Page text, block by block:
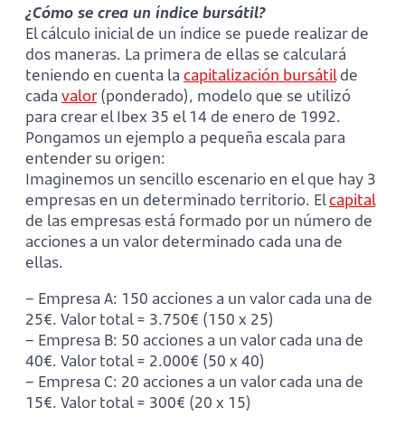
¿Cómo se crea un índice bursátil?
El cálculo inicial de un índice se puede realizar de
dos maneras. La primera de ellas se calculará
teniendo en cuenta la capitalización bursátilde
cada valor(ponderado), modelo que se utilizó
para crear el Ibex 35 el 14 de enero de 1992.
Pongamos un ejemplo a pequeña escala para
entender su origen:
Imaginemos un sencillo escenario en el que hay 3
empresas en un determinado territorio. Elcapital
de las empresas está formado por un número de
acciones a un valor determinado cada una de
ellas.
– Empresa A: 150 acciones a un valor cada una de
25€. Valor total = 3.750€ (150 x 25)
– Empresa B: 50 acciones a un valor cada una de
40€. Valor total = 2.000€ (50 x 40)
– Empresa C: 20 acciones a un valor cada una de
15€. Valor total = 300€ (20 x 15)